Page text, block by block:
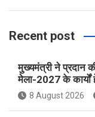
b
o
o
Recent post
मुख्यमंत्री ने प्रदान
मेला-2027 के कार्यों
8 August 2026